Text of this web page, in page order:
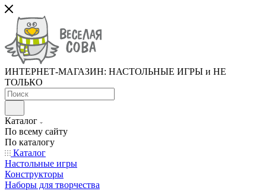
ИНТЕРНЕТ-МАГАЗИН: НАСТОЛЬНЫЕ ИГРЫ и НЕ
ТОЛЬКО
Каталог
По всему сайту
По каталогу
Каталог
Настольные игры
Конструкторы
Наборы для творчества